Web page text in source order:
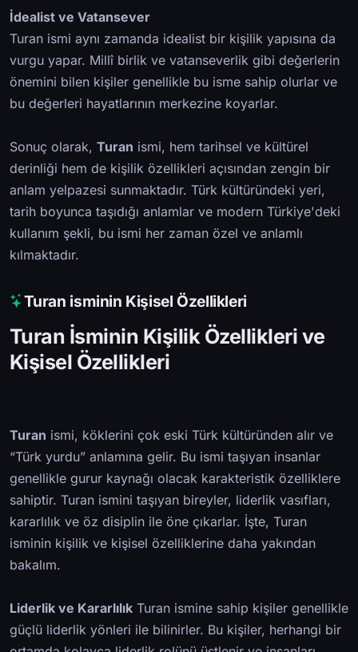
İdealist ve Vatansever
Turan ismi aynı zamanda idealist bir kişilik yapısına da
vurgu yapar. Millî birlik ve vatanseverlik gibi değerlerin
önemini bilen kişiler genellikle bu isme sahip olurlar ve
bu değerleri hayatlarının merkezine koyarlar.
Sonuç olarak, Turan ismi, hem tarihsel ve kültürel
derinliği hem de kişilik özellikleri açısından zengin bir
anlam yelpazesi sunmaktadır. Türk kültüründeki yeri,
tarih boyunca taşıdığı anlamlar ve modern Türkiye'deki
kullanım şekli, bu ismi her zaman özel ve anlamlı
kılmaktadır.
Turan isminin Kişisel Özellikleri
Turan İsminin Kişilik Özellikleri ve
Kişisel Özellikleri
Turan ismi, köklerini çok eski Türk kültüründen alır ve
“Türk yurdu” anlamına gelir. Bu ismi taşıyan insanlar
genellikle gurur kaynağı olacak karakteristik özelliklere
sahiptir. Turan ismini taşıyan bireyler, liderlik vasıfları,
kararlılık ve öz disiplin ile öne çıkarlar. İşte, Turan
isminin kişilik ve kişisel özelliklerine daha yakından
bakalım.
Liderlik ve Kararlılık Turan ismine sahip kişiler genellikle
güçlü liderlik yönleri ile bilinirler. Bu kişiler, herhangi bir